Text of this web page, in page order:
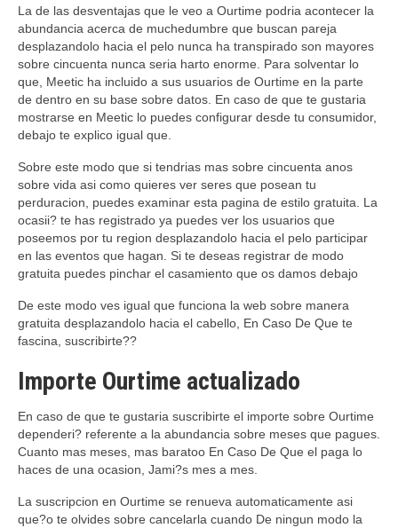
La de las desventajas que le veo a Ourtime podri­a acontecer la
abundancia acerca de muchedumbre que buscan pareja
desplazandolo hacia el pelo nunca ha transpirado son mayores
sobre cincuenta nunca seri­a harto enorme. Para solventar lo
que, Meetic ha incluido a sus usuarios de Ourtime en la parte
de dentro en su base sobre datos. En caso de que te gustaria
mostrarse en Meetic lo puedes configurar desde tu consumidor,
debajo te explico igual que.
Sobre este modo que si tendri­as mas sobre cincuenta anos
sobre vida asi­ como quieres ver seres que posean tu
perduracion, puedes examinar esta pagina de estilo gratuita. La
ocasii? te has registrado ya puedes ver los usuarios que
poseemos por tu region desplazandolo hacia el pelo participar
en las eventos que hagan. Si te deseas registrar de modo
gratuita puedes pinchar el casamiento que os damos debajo
De este modo ves igual que funciona la web sobre manera
gratuita desplazandolo hacia el cabello, En Caso De Que te
fascina, suscribirte??
Importe Ourtime actualizado
En caso de que te gustaria suscribirte el importe sobre Ourtime
dependeri? referente a la abundancia sobre meses que pagues.
Cuanto mas meses, mas baratoo En Caso De Que el paga lo
haces de una ocasion, Jami?s mes a mes.
La suscripcion en Ourtime se renueva automaticamente asi
que?o te olvides sobre cancelarla cuando De ningun modo la